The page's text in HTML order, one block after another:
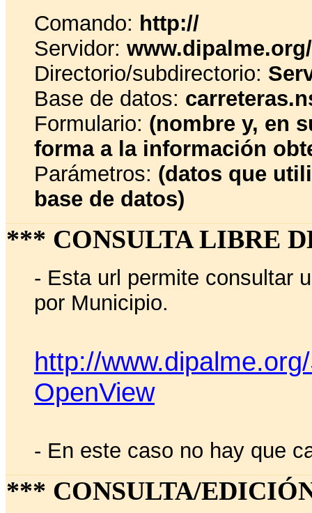
Comando: http://
Servidor: www.dipalme.org/
Directorio/subdirectorio:
Base de datos:
Formulario: (nombre y, en
forma a la información
Parámetros: (datos que
base de datos)
*** CONSULTA LIBRE
- Esta url permite consultar
por Municipio.
http://
OpenView
- En este caso no hay que
*** CONSULTA/